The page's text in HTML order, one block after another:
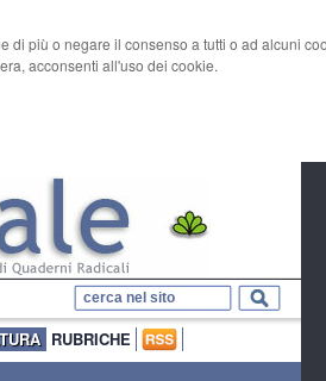
più o negare il consenso a tutti o ad alcuni
acconsenti all'uso dei cookie.
RUBRICHE